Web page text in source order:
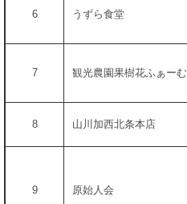
6 うずら食堂
7 観光農園果樹花ふぁーむ
8 山川加西北条本店
9 原始人会